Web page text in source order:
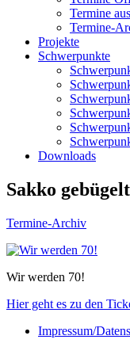
Termine
Termine-
Projekte
Schwerpunkte
Downloads
Sakko
Termine-Archiv
Wir werden 70!
Hier geht es zu den
Impressum/